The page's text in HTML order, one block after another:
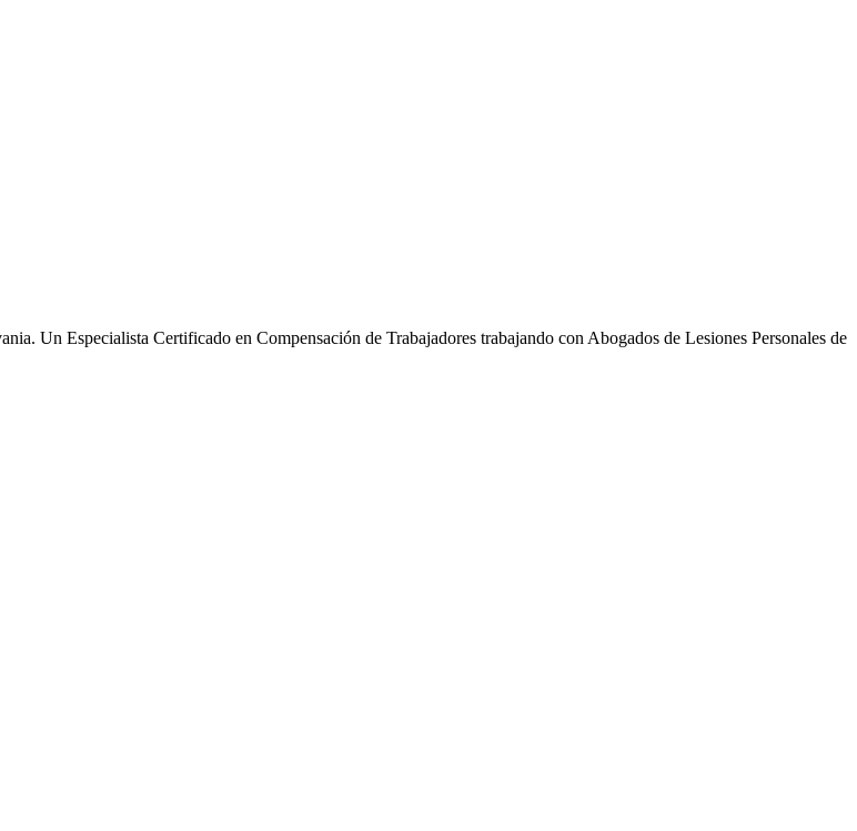
Un Especialista Certificado en Compensación de Trabajadores trabajando con Abogados de Lesiones Personales de